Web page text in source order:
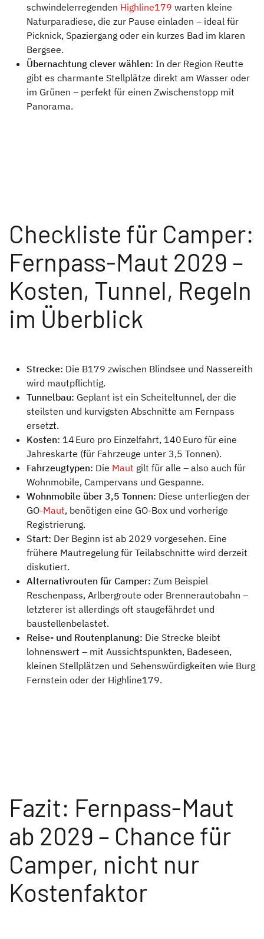
schwindelerregenden Highline179 warten kleine
Naturparadiese, die zur Pause einladen – ideal für
Picknick, Spaziergang oder ein kurzes Bad im klaren
Bergsee.
Übernachtung clever wählen: In der Region Reutte
gibt es charmante Stellplätze direkt am Wasser oder
im Grünen – perfekt für einen Zwischenstopp mit
Panorama.
Checkliste für Camper:
Fernpass-Maut 2029 –
Kosten, Tunnel, Regeln
im Überblick
Strecke: Die B179 zwischen Blindsee und Nassereith
wird mautpflichtig.
Tunnelbau: Geplant ist ein Scheiteltunnel, der die
steilsten und kurvigsten Abschnitte am Fernpass
ersetzt.
Kosten: 14 Euro pro Einzelfahrt, 140 Euro für eine
Jahreskarte (für Fahrzeuge unter 3,5 Tonnen).
Fahrzeugtypen: Die Maut gilt für alle – also auch für
Wohnmobile, Campervans und Gespanne.
Wohnmobile über 3,5 Tonnen: Diese unterliegen der
GO-Maut, benötigen eine GO-Box und vorherige
Registrierung.
Start: Der Beginn ist ab 2029 vorgesehen. Eine
frühere Mautregelung für Teilabschnitte wird derzeit
diskutiert.
Alternativrouten für Camper: Zum Beispiel
Reschenpass, Arlbergroute oder Brennerautobahn –
letzterer ist allerdings oft staugefährdet und
baustellenbelastet.
Reise- und Routenplanung: Die Strecke bleibt
lohnenswert – mit Aussichtspunkten, Badeseen,
kleinen Stellplätzen und Sehenswürdigkeiten wie Burg
Fernstein oder der Highline179.
Fazit: Fernpass-Maut
ab 2029 – Chance für
Camper, nicht nur
Kostenfaktor